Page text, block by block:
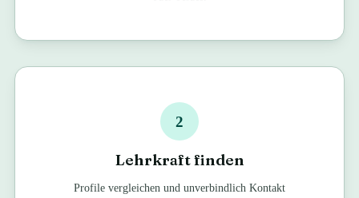
2
Lehrkraft finden
Profile vergleichen und unverbindlich Kontakt